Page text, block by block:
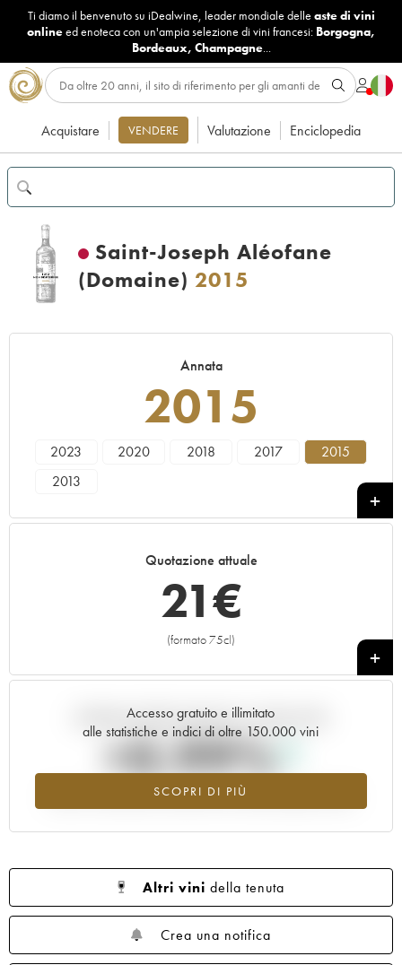
Ti diamo il benvenuto su iDealwine, leader mondiale delle aste di vini
onlineed enoteca con un'ampia selezione di vini francesi: Borgogna,
Bordeaux, Champagne...
Acquistare VENDERE Valutazione Enciclopedia
Saint-Joseph Aléofane
(Domaine) 2015
Annata
2015
2023 2020 2018 2017
2015
2013
Quotazione attuale
21€
(formato 75cl)
+
Accesso gratuito e illimitato
alle statistiche e indici di oltre 150.000 vini
SCOPRI DI PIÙ
Andamento della quotazione in tempo reale
+0.99%
Valore in aumento per l'annata 2015 nel 2026 rispetto al 2025
Altri vini della tenuta
Crea una notifica